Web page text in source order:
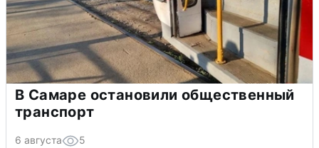
В Самаре остановили общественный
транспорт
6 августа 5